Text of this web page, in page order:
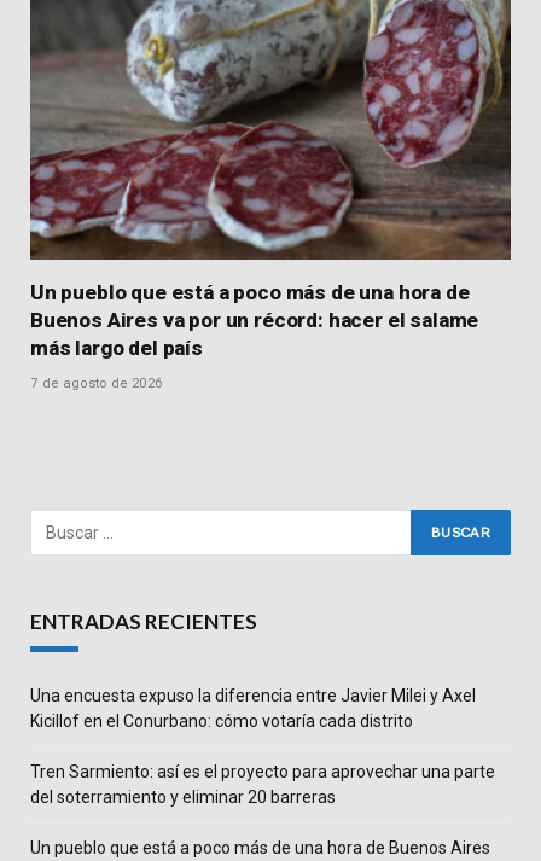
Un pueblo que está a poco más de una hora de
Buenos Aires va por un récord: hacer el salame
más largo del país
7 de agosto de 2026
ENTRADAS RECIENTES
Una encuesta expuso la diferencia entre Javier Milei y Axel
Kicillof en el Conurbano: cómo votaría cada distrito
Tren Sarmiento: así es el proyecto para aprovechar una parte
del soterramiento y eliminar 20 barreras
Un pueblo que está a poco más de una hora de Buenos Aires